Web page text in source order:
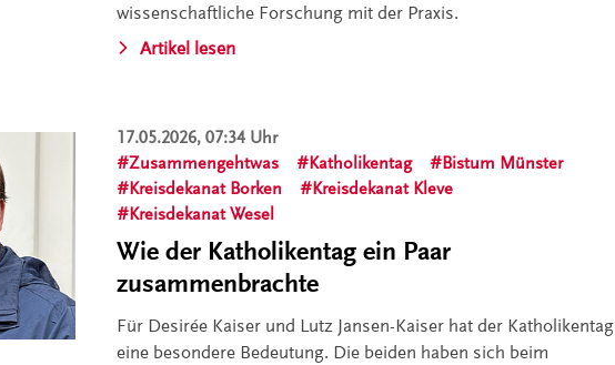
wissenschaftliche Forschung mit der Praxis.
Artikel lesen
17.05.2026, 07:34 Uhr
Zusammengehtwas
Katholikentag
Bistum Münster
Kreisdekanat Borken
Kreisdekanat Kleve
Kreisdekanat Wesel
Wie der Katholikentag ein Paar
zusammenbrachte
Für Desirée Kaiser und Lutz Jansen-Kaiser hat der Katholikentag
eine besondere Bedeutung. Die beiden haben sich beim